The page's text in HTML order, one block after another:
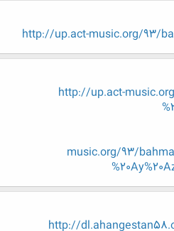
http://up.act-music.org/93/
http://up.act-
music.org/93/
http://